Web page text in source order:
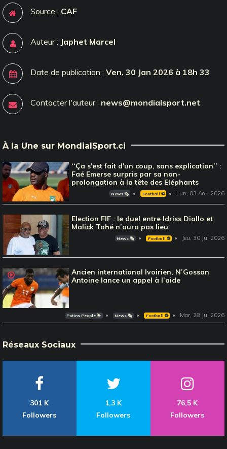
Source : CAF
Auteur : Japhet Marcel
Date de publication : Ven, 30 Jan 2026 à 18h 33
Contacter l'auteur : news@mondialsport.net
À la Une sur MondialSport.ci
‘‘Ça s'est fait d'un coup, sans explication’’ :
Faé Emerse surpris par sa non-
prolongation à la tête des Eléphants
News 🗞️ Football ⚽️ Lun, 03 Aou 2026
Election FIF : le duel entre Idriss Diallo et
Malick Tohé n’aura pas lieu
News 🗞️ Football ⚽️ Jeu, 30 Jul 2026
Ancien international Ivoirien, N’Gossan
Antoine lance un appel à l’aide
Potins People 🌟 News 🗞️ Football ⚽️ Mar, 28 Jul 2026
Réseaux Sociaux
301 K
Followers
1,3 K
Followers
76,5 K
Followers